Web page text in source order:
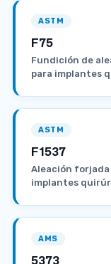
ASTM
F75
Fundición de
para implantes
ASTM
F1537
Aleación
implantes
AMS
5373